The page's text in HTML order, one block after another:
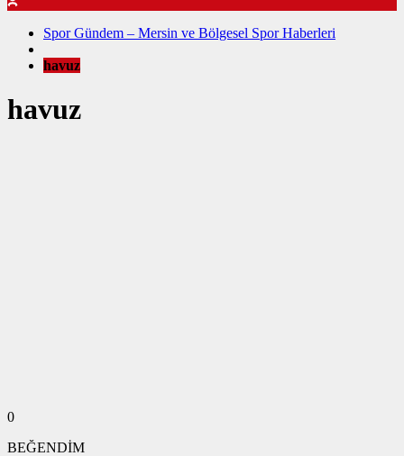
Spor Gündem – Mersin ve Bölgesel Spor Haberleri
havuz
havuz
0
BEĞENDİM